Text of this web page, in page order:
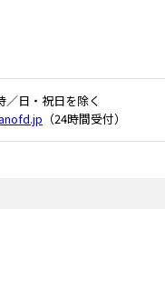
／日・祝日を除く
（24時間受付）